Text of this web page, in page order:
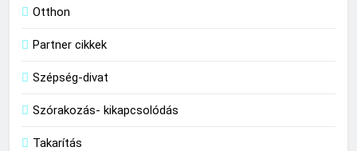
Otthon
Partner cikkek
Szépség-divat
Szórakozás- kikapcsolódás
Takarítás